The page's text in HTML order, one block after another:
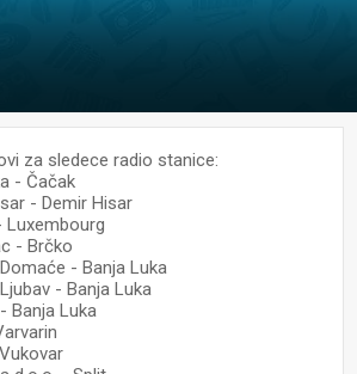
za sledece radio stanice:
- Čačak
- Demir Hisar
Luxembourg
- Brčko
- Banja Luka
- Banja Luka
Banja Luka